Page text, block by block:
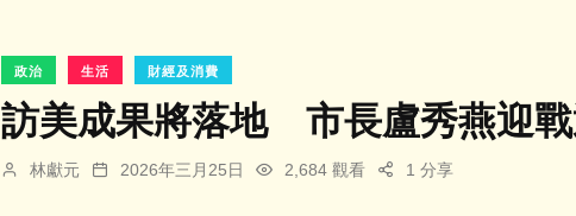
政治 生活 財經及消費
訪美成果將落地 市長盧秀燕迎
林獻元 2026年三月25日 2,684 觀看 1 分享